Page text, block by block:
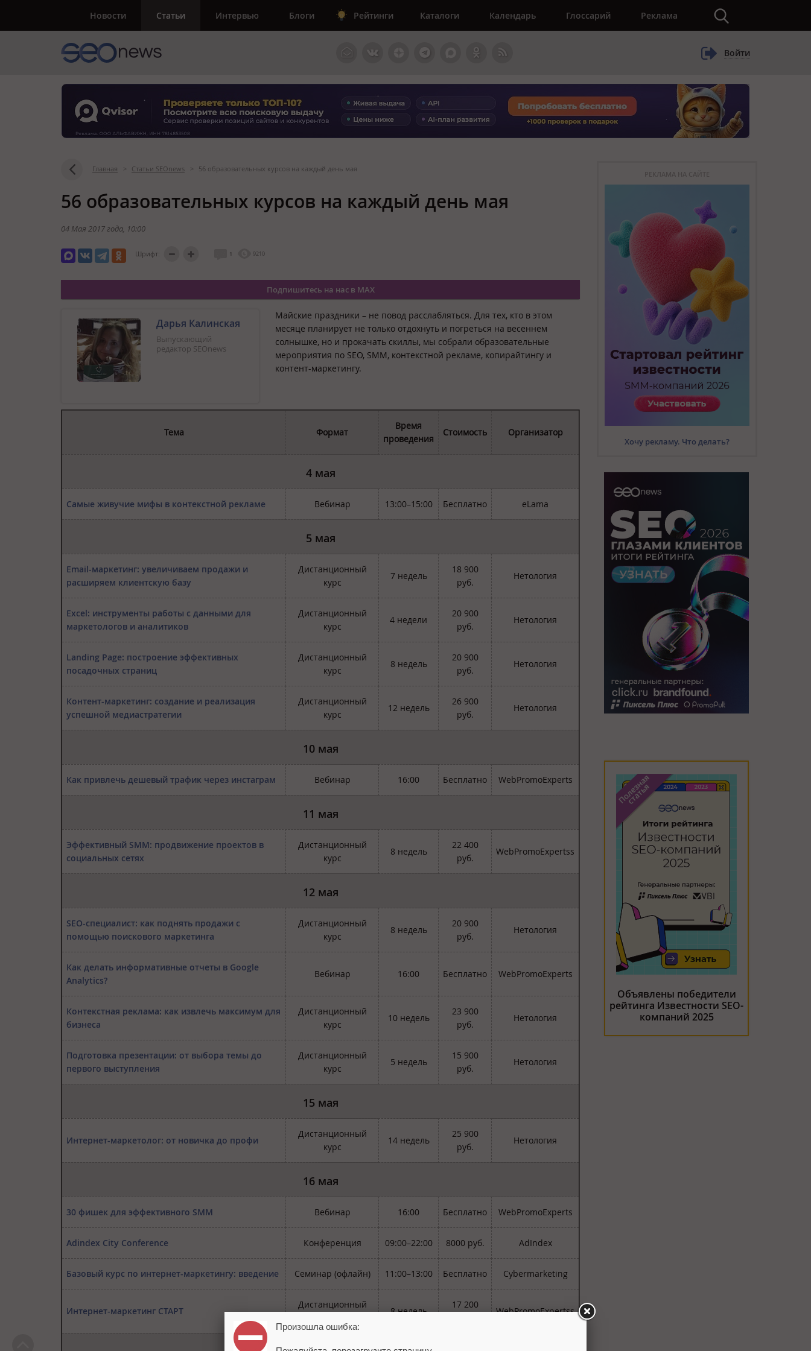
Новости Статьи Интервью Блоги Рейтинги Каталоги Календарь Глоссарий Реклама
Войти
Главная > Статьи SEOnews > 56 образовательных курсов на каждый день мая
56 образовательных курсов на каждый день мая
04 Мая 2017 года , 10:00
Шрифт: 1 9210
Подпишитесь на нас в MAX
Дарья Калинская
Выпускающий
редактор SEOnews
Майские праздники – не повод расслабляться. Для тех, кто в этом
месяце планирует не только отдохнуть и погреться на весеннем
солнышке, но и прокачать скиллы, мы собрали образовательные
мероприятия по SEO, SMM, контекстной рекламе, копирайтингу и
контент-маркетингу.
Тема Формат
Время
проведения
Стоимость Организатор
4 мая
Самые живучие мифы в контекстной рекламе Вебинар 13:00–15:00 Бесплатно eLama
5 мая
Email-маркетинг: увеличиваем продажи и
расширяем клиентскую базу
Дистанционный
курс
7 недель
18 900
руб.
Нетология
Excel: инструменты работы с данными для
маркетологов и аналитиков
Дистанционный
курс
4 недели
20 900
руб.
Нетология
Landing Page: построение эффективных
посадочных страниц
Дистанционный
курс
8 недель
20 900
руб.
Нетология
Контент-маркетинг: создание и реализация
успешной медиастратегии
Дистанционный
курс
12 недель
26 900
руб.
Нетология
10 мая
Как привлечь дешевый трафик через инстаграм Вебинар 16:00 Бесплатно WebPromoExperts
11 мая
Эффективный SMM: продвижение проектов в
социальных сетях
Дистанционный
курс
8 недель
22 400
руб.
WebPromoExpertss
12 мая
SEO-специалист: как поднять продажи с
помощью поискового маркетинга
Дистанционный
курс
8 недель
20 900
руб.
Нетология
Как делать информативные отчеты в Google
Analytics?
Вебинар 16:00 Бесплатно WebPromoExperts
Контекстная реклама: как извлечь максимум для
бизнеса
Дистанционный
курс
10 недель
23 900
руб.
Нетология
Подготовка презентации: от выбора темы до
первого выступления
Дистанционный
курс
5 недель
15 900
руб.
Нетология
15 мая
Интернет-маркетолог: от новичка до профи
Дистанционный
курс
14 недель
25 900
руб.
Нетология
16 мая
30 фишек для эффективного SMM Вебинар 16:00 Бесплатно WebPromoExperts
Adindex City Conference Конференция 09:00–22:00 8000 руб. AdIndex
Базовый курс по интернет-маркетингу: введение Семинар (офлайн) 11:00–13:00 Бесплатно Cybermarketing
Интернет-маркетинг СТАРТ
Дистанционный
8 недель
17 200
WebPromoExpertss
РЕКЛАМА НА САЙТЕ
Хочу рекламу. Что делать?
Объявлены победители
рейтинга Известности SEO-
компаний 2025
Произошла ошибка: